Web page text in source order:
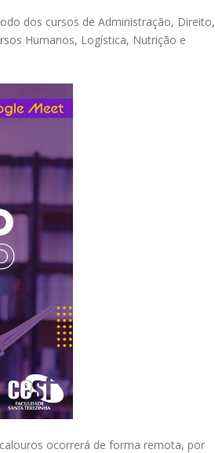
dos cursos de Administração, Direito,
Humanos, Logística, Nutrição e
ocorrerá de forma remota, por